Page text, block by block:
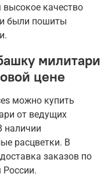
высокое качество
и были пошиты
милитари
цене
можно купить
от ведущих
наличии
расцветки. В
заказов по